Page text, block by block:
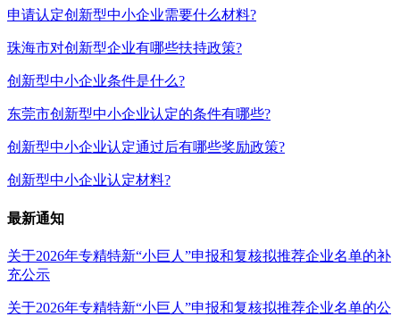
申请认定创新型中小企业需要什么材料?
珠海市对创新型企业有哪些扶持政策?
创新型中小企业条件是什么?
东莞市创新型中小企业认定的条件有哪些?
创新型中小企业认定通过后有哪些奖励政策?
创新型中小企业认定材料?
最新通知
关于2026年专精特新“小巨人”申报和复核拟推荐企业名单的补
充公示
关于2026年专精特新“小巨人”申报和复核拟推荐企业名单的公